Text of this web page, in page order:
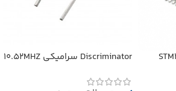
Discriminator سرامیکی 10.52MHZ